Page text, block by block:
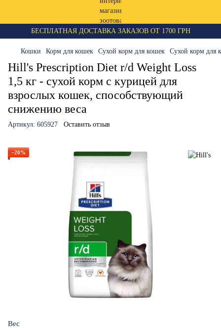
БЕСПЛАТНАЯ ДОСТАВКА ЗАКАЗОВ ОТ 1700 ГРН
Кошки Корм для кошек Сухой корм для кошек Сухой корм для
Hill's Prescription Diet r/d Weight Loss
1,5 кг - сухой корм с курицей для
взрослых кошек, способствующий
снижению веса
Артикул: 605927 Оставить отзыв
−20%
Вес